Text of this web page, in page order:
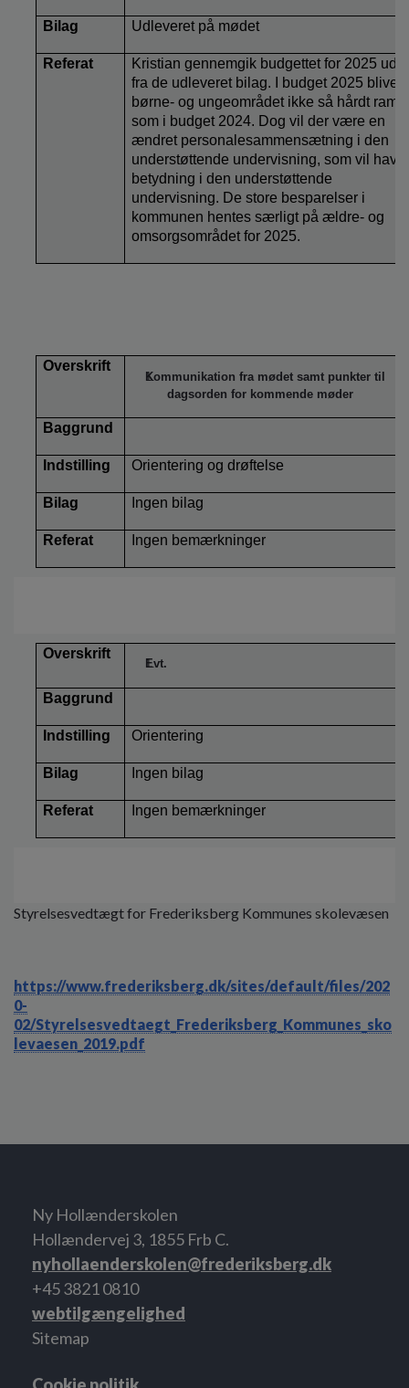
Bilag Udleveret på mødet
Referat
Kristian gennemgik budgettet for 2025 ud
fra de udleveret bilag. I budget 2025 bliver
børne- og ungeområdet ikke så hårdt ramt
som i budget 2024. Dog vil der være en
ændret personalesammensætning i den
understøttende undervisning, som vil have
betydning i den understøttende
undervisning. De store besparelser i
kommunen hentes særligt på ældre- og
omsorgsområdet for 2025.
Overskrift
Kommunikation fra mødet samt punkter til
dagsorden for kommende møder
Baggrund
Indstilling Orientering og drøftelse
Bilag Ingen bilag
Referat Ingen bemærkninger
Overskrift
Evt.
Baggrund
Indstilling Orientering
Bilag Ingen bilag
Referat Ingen bemærkninger
Styrelsesvedtægt for Frederiksberg Kommunes skolevæsen
https://www.frederiksberg.dk/sites/default/files/202
0-
02/Styrelsesvedtaegt_Frederiksberg_Kommunes_sko
levaesen_2019.pdf
Ny Hollænderskolen
Hollændervej 3, 1855 Frb C.
nyhollaenderskolen@frederiksberg.dk
+45 3821 0810
webtilgængelighed
Sitemap